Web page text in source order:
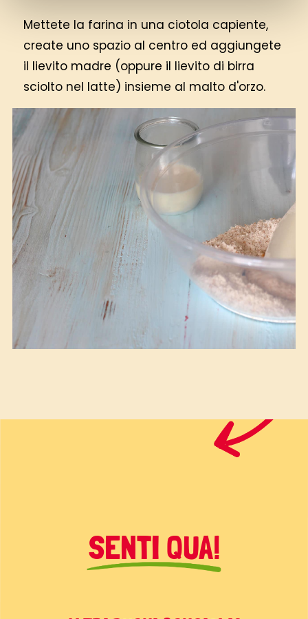
Mettete la farina in una ciotola capiente,
create uno spazio al centro ed aggiungete
il lievito madre (oppure il lievito di birra
sciolto nel latte) insieme al malto d'orzo.
SENTI QUA!